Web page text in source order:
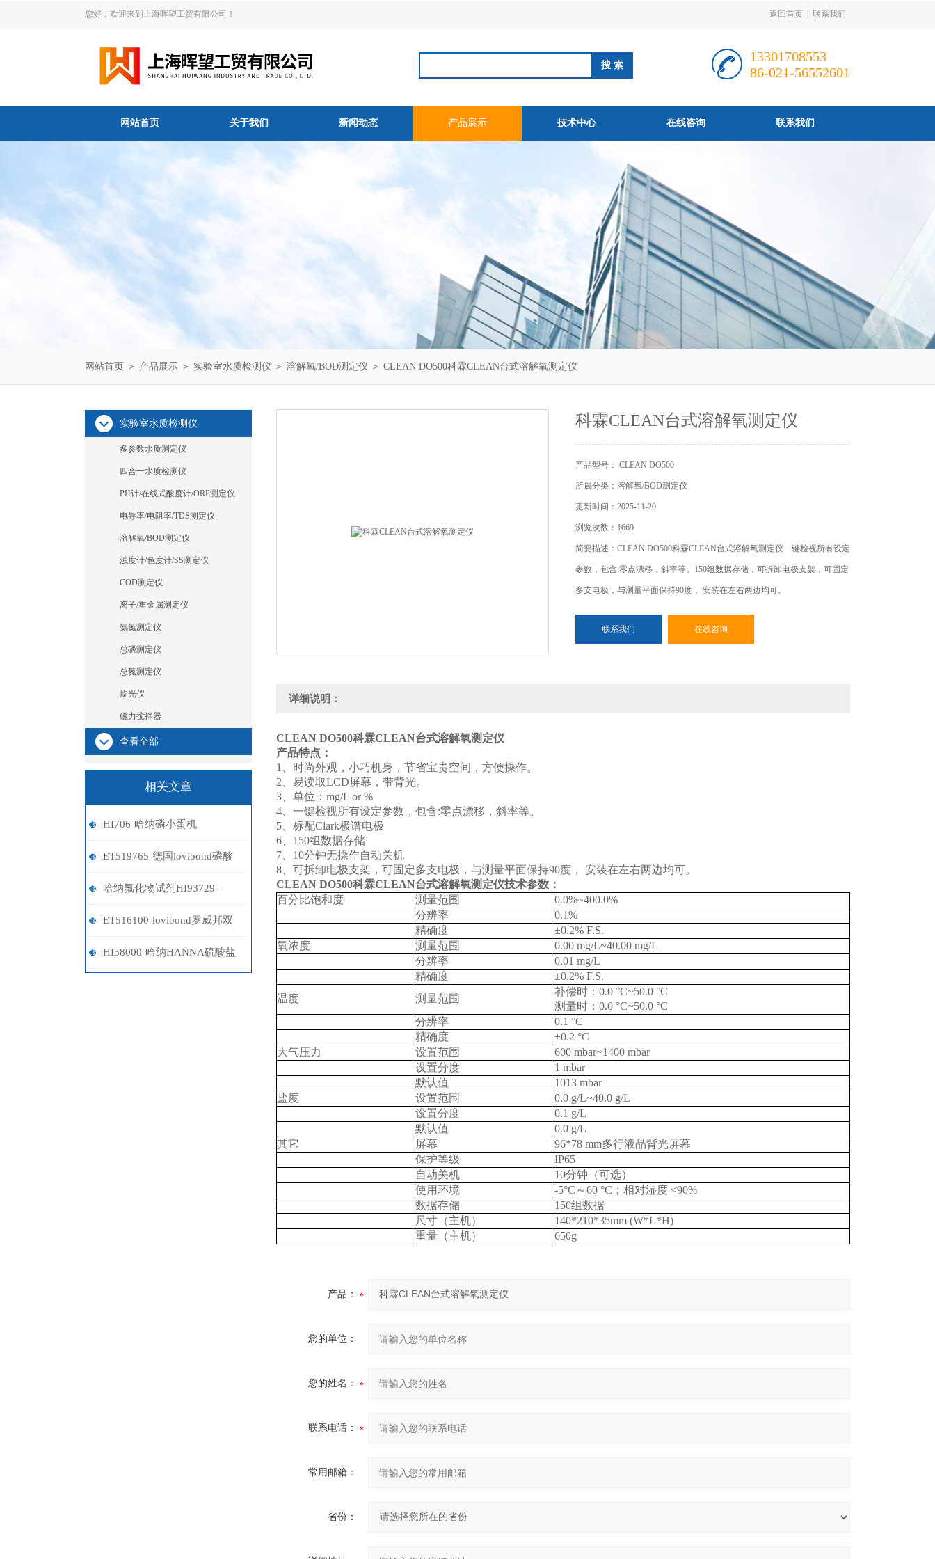
您好，欢迎来到上海晖望工贸有限公司！ 返回首页 联系我们
13301708553
86-021-56552601
网站首页 关于我们 新闻动态 产品展示 技术中心 在线咨询 联系我们
网站首页 ＞ 产品展示 ＞ 实验室水质检测仪 ＞ 溶解氧/BOD测定仪 ＞ CLEAN DO500科霖CLEAN台式溶解氧测定仪
实验室水质检测仪
多参数水质测定仪
四合一水质检测仪
PH计/在线式酸度计/ORP测定仪
电导率/电阻率/TDS测定仪
溶解氧/BOD测定仪
浊度计/色度计/SS测定仪
COD测定仪
离子/重金属测定仪
氨氮测定仪
总磷测定仪
总氮测定仪
旋光仪
磁力搅拌器
查看全部
相关文章
HI706-哈纳磷小蛋机
ET519765-德国lovibond磷酸
盐试剂
哈纳氟化物试剂HI93729-
01/HI93729-03
ET516100-lovibond罗威邦双
胍试剂
HI38000-哈纳HANNA硫酸盐
科霖CLEAN台式溶解氧测定仪
产品型号： CLEAN DO500
所属分类：溶解氧/BOD测定仪
更新时间：2025-11-20
浏览次数：1669
简要描述：CLEAN DO500科霖CLEAN台式溶解氧测定仪一键检视所有设定
参数，包含:零点漂移，斜率等。150组数据存储，可拆卸电极支架，可固定
多支电极，与测量平面保持90度， 安装在左右两边均可。
联系我们 在线咨询
详细说明：
CLEAN DO500科霖CLEAN台式溶解氧测定仪
产品特点：
1、时尚外观，小巧机身，节省宝贵空间，方便操作。
2、易读取LCD屏幕，带背光。
3、单位：mg/L or %
4、一键检视所有设定参数，包含:零点漂移，斜率等。
5、标配Clark极谱电极
6、150组数据存储
7、10分钟无操作自动关机
8、可拆卸电极支架，可固定多支电极，与测量平面保持90度， 安装在左右两边均可。
CLEAN DO500科霖CLEAN台式溶解氧测定仪技术参数：
百分比饱和度
测量范围
0.0%~400.0%
分辨率
0.1%
精确度
±0.2% F.S.
氧浓度
测量范围
0.00 mg/L~40.00 mg/L
分辨率
0.01 mg/L
精确度
±0.2% F.S.
温度
测量范围
补偿时： 0.0 °C~50.0 °C
测量时： 0.0 °C~50.0 °C
分辨率
0.1 °C
精确度
±0.2 °C
大气压力
设置范围
600 mbar~1400 mbar
设置分度
1 mbar
默认值
1013 mbar
盐度
设置范围
0.0 g/L~40.0 g/L
设置分度
0.1 g/L
默认值
0.0 g/L
其它
屏幕 96*78 mm多行液晶背光屏幕
保护等级
IP65
自动关机
10分钟（可选）
使用环境
-5°C ～60 °C ；相对湿度 <90%
数据存储
150组数据
尺寸（主机）
140*210*35mm (W*L*H)
重量（主机）
650g
产品：
您的单位：
您的姓名：
联系电话：
常用邮箱：
省份：